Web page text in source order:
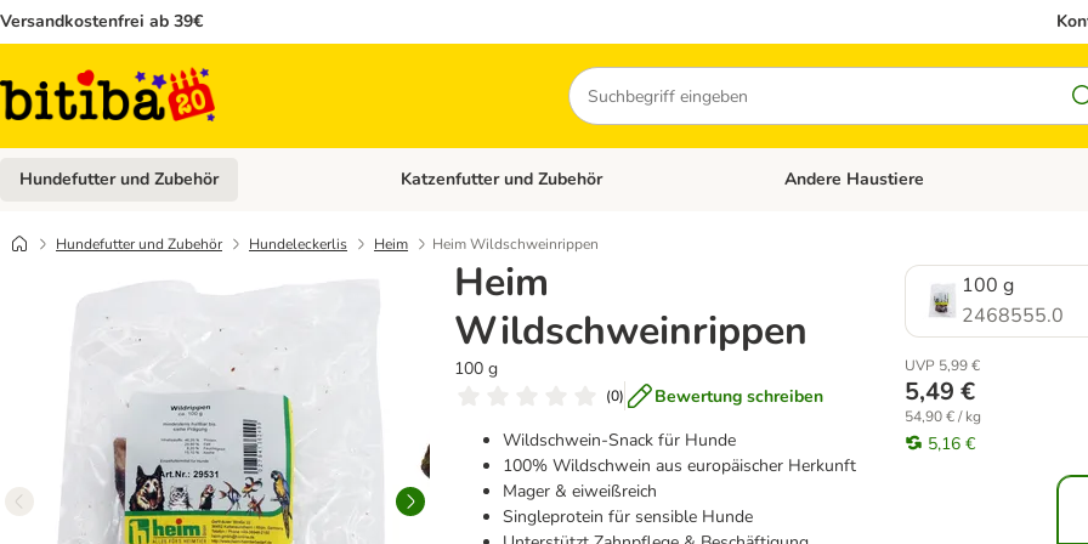
Versandkostenfrei ab 39€
Suchen
Hundefutter und Zubehör Kategorie-Menü öffnen: Hundefutter und Zubehör
Katzenfutter und Zubehör Kategorie-Menü öffnen: Katzenfutter und
Andere Haustiere
Hundefutter und Zubehör Hundeleckerlis Heim Heim Wildschweinrippen
Heim
Wildschweinrippen
100 g
(0)
Bewertung schreiben
Wildschwein-Snack für Hunde
100% Wildschwein aus europäischer Herkunft
Mager & eiweißreich
Singleprotein für sensible Hunde
100 g
2468555.0
UVP 5,99 €
5,49 €
54,90 € / kg
5,16 €